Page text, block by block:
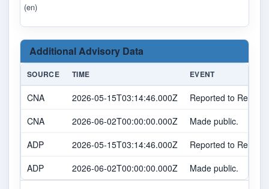
(en)
Additional Advisory Data
SOURCE TIME EVENT
CNA 2026-05-15T03:14:46.000Z
Reported to Red
CNA
2026-06-02T00:00:00.000Z
Made public.
ADP
2026-05-15T03:14:46.000Z
Reported to Red
ADP
2026-06-02T00:00:00.000Z Made public.